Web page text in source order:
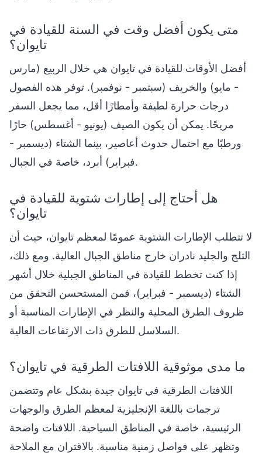
متى يكون أفضل وقت في السنة للقيادة في
تايوان؟
أفضل الأوقات للقيادة في تايوان هي خلال الربيع (مارس
- مايو) والخريف (سبتمبر - نوفمبر). توفر هذه الفصول
درجات حرارة لطيفة وأمطارًا أقل، مما يجعل السفر
مريحًا. يمكن أن يكون الصيف (يونيو - أغسطس) حارًا
ورطبًا مع احتمال حدوث أعاصير، بينما الشتاء (ديسمبر -
فبراير) أبرد، خاصة في الجبال.
هل أحتاج إلى إطارات شتوية للقيادة في
تايوان؟
لا تتطلب الإطارات الشتوية عمومًا لمعظم تايوان، حيث أن
الثلج والجليد نادران خارج مناطق الجبال العالية. ومع ذلك،
إذا كنت تخطط للقيادة في المناطق الجبلية خلال أشهر
الشتاء (ديسمبر - فبراير)، فمن المستحسن التحقق من
ظروف الطرق المحلية والنظر في الإطارات المناسبة أو
السلاسل للطرق ذات الارتفاعات العالية.
ما مدى موثوقية اللافتات الطرقية في تايوان؟
اللافتات الطرقية في تايوان جيدة بشكل عام وتتضمن
ترجمات باللغة الإنجليزية لمعظم الطرق والوجهات
الرئيسية، خاصة في المناطق السياحية. اللافتات واضحة
وتظهر على فواصل زمنية مناسبة. بالاقتران مع الملاحة